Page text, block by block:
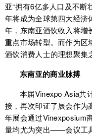
亚“拥有6亿多人口及不
年将成为全球第四大经济
年，东南亚酒饮收入将增
重点市场转型。而作为区
酒饮消费人士的理想聚集
东南亚的商业脉搏
本届Vinexpo Asia共
接，再次印证了展会作为
年展会通过Vinexposium
量均尤为突出——会议工